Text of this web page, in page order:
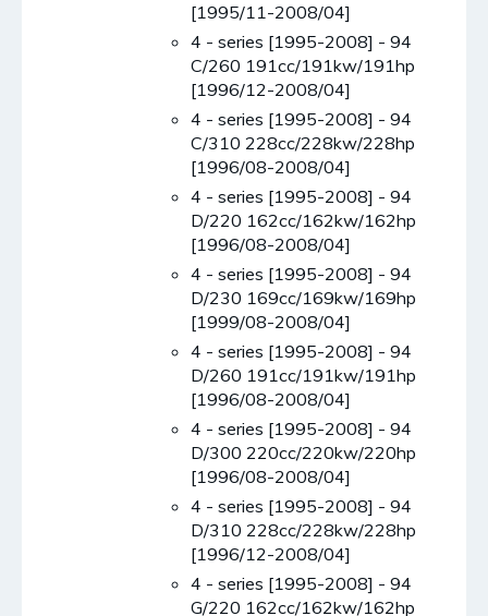
[1995/11-2008/04]
4 - series [1995-2008] - 94
C/260 191cc/191kw/191hp
[1996/12-2008/04]
4 - series [1995-2008] - 94
C/310 228cc/228kw/228hp
[1996/08-2008/04]
4 - series [1995-2008] - 94
D/220 162cc/162kw/162hp
[1996/08-2008/04]
4 - series [1995-2008] - 94
D/230 169cc/169kw/169hp
[1999/08-2008/04]
4 - series [1995-2008] - 94
D/260 191cc/191kw/191hp
[1996/08-2008/04]
4 - series [1995-2008] - 94
D/300 220cc/220kw/220hp
[1996/08-2008/04]
4 - series [1995-2008] - 94
D/310 228cc/228kw/228hp
[1996/12-2008/04]
4 - series [1995-2008] - 94
G/220 162cc/162kw/162hp